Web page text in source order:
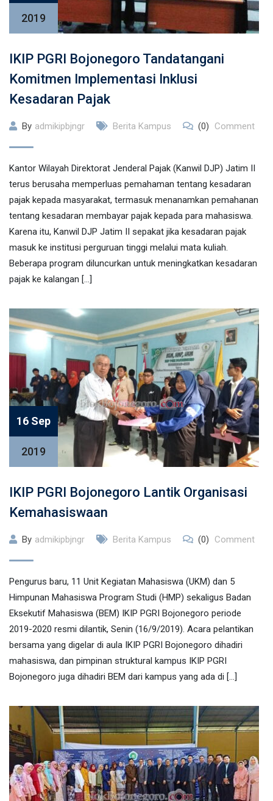
2019
IKIP PGRI Bojonegoro Tandatangani
Komitmen Implementasi Inklusi
Kesadaran Pajak
By admikipbjngr Berita Kampus (0) Comment
Kantor Wilayah Direktorat Jenderal Pajak (Kanwil DJP) Jatim II
terus berusaha memperluas pemahaman tentang kesadaran
pajak kepada masyarakat, termasuk menanamkan pemahanan
tentang kesadaran membayar pajak kepada para mahasiswa.
Karena itu, Kanwil DJP Jatim II sepakat jika kesadaran pajak
masuk ke institusi perguruan tinggi melalui mata kuliah.
Beberapa program diluncurkan untuk meningkatkan kesadaran
pajak ke kalangan […]
16 Sep
2019
IKIP PGRI Bojonegoro Lantik Organisasi
Kemahasiswaan
By admikipbjngr Berita Kampus (0) Comment
Pengurus baru, 11 Unit Kegiatan Mahasiswa (UKM) dan 5
Himpunan Mahasiswa Program Studi (HMP) sekaligus Badan
Eksekutif Mahasiswa (BEM) IKIP PGRI Bojonegoro periode
2019-2020 resmi dilantik, Senin (16/9/2019). Acara pelantikan
bersama yang digelar di aula IKIP PGRI Bojonegoro dihadiri
mahasiswa, dan pimpinan struktural kampus IKIP PGRI
Bojonegoro juga dihadiri BEM dari kampus yang ada di […]